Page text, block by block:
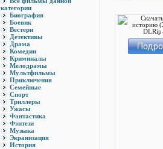
категории
Биография
Боевик
Вестерн
Детективы
Драма
Комедии
Криминалы
Мелодрамы
Мультфильмы
Приключения
Семейные
Спорт
Триллеры
Ужасы
Фантастика
Фэнтези
Музыка
Экранизация
История